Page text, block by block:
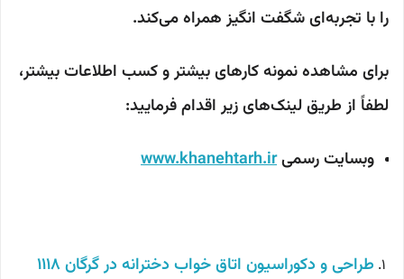
را با تجربه‌ای شگفت انگیز همراه می‌کند.
برای مشاهده نمونه کارهای بیشتر و کسب اطلاعات بیشتر،
لطفاً از طریق لینک‌های زیر اقدام فرمایید:
وبسایت رسمیwww.khanehtarh.ir
طراحی و دکوراسیون اتاق خواب دخترانه در گرگان 1118